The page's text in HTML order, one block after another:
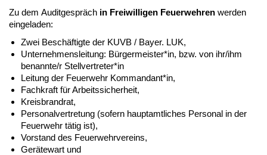
Zu dem Auditgespräch in Freiwilligen Feuerwehren werden
eingeladen:
Zwei Be­schäftigte der KUVB / Bayer. LUK,
Unternehmensleitung: Bürgermeister*in, bzw. von ihr/ihm
benannte/r Stellvertreter*in
Leitung der Feuerwehr Kommandant*in,
Fachkraft für Arbeitssicherheit,
Kreisbrandrat,
Personalvertretung (sofern hauptamtliches Personal in der
Feuerwehr tätig ist),
Vorstand des Feuerwehrvereins,
Gerätewart und